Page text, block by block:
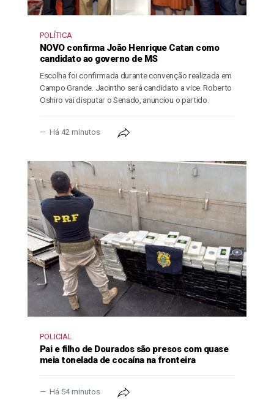
POLÍTICA
NOVO confirma João Henrique Catan como
candidato ao governo de MS
Escolha foi confirmada durante convenção realizada em
Campo Grande. Jacintho será candidato a vice. Roberto
Oshiro vai disputar o Senado, anunciou o partido.
Há 42 minutos
POLICIAL
Pai e filho de Dourados são presos com quase
meia tonelada de cocaína na fronteira
Há 54 minutos